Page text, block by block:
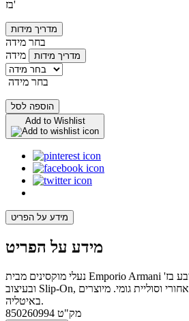
בז'
מדריך מידות
בחר מידה
מידה
מדריך מידות
בחר מידה
הוספה לסל
Add to Wishlist
מידע על הפריט
מידע על הפריט
נעלי מוקסינים מבית Emporio Armani עשויים מזמש איכותי בצבע בז'
ובעיצוב Slip-On, עם הטבעת לוגו בחלק האחורי וסוליית גומי. מיוצרים
באיטליה.
מק"ט 850260994